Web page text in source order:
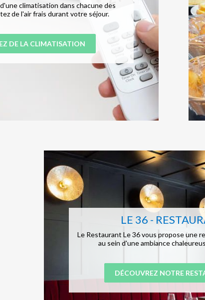
climatisation dans chacune des
de l'air frais durant votre séjour.
DE LA CLIMATISATION
LE 36 -
Le Restaurant Le 36 vous propose une
au sein d'une ambiance
DÉCOUVREZ NOTRE